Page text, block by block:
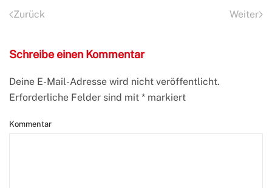
Zurück Weiter
Schreibe einen Kommentar
Deine E-Mail-Adresse wird nicht veröffentlicht.
Erforderliche Felder sind mit * markiert
Kommentar